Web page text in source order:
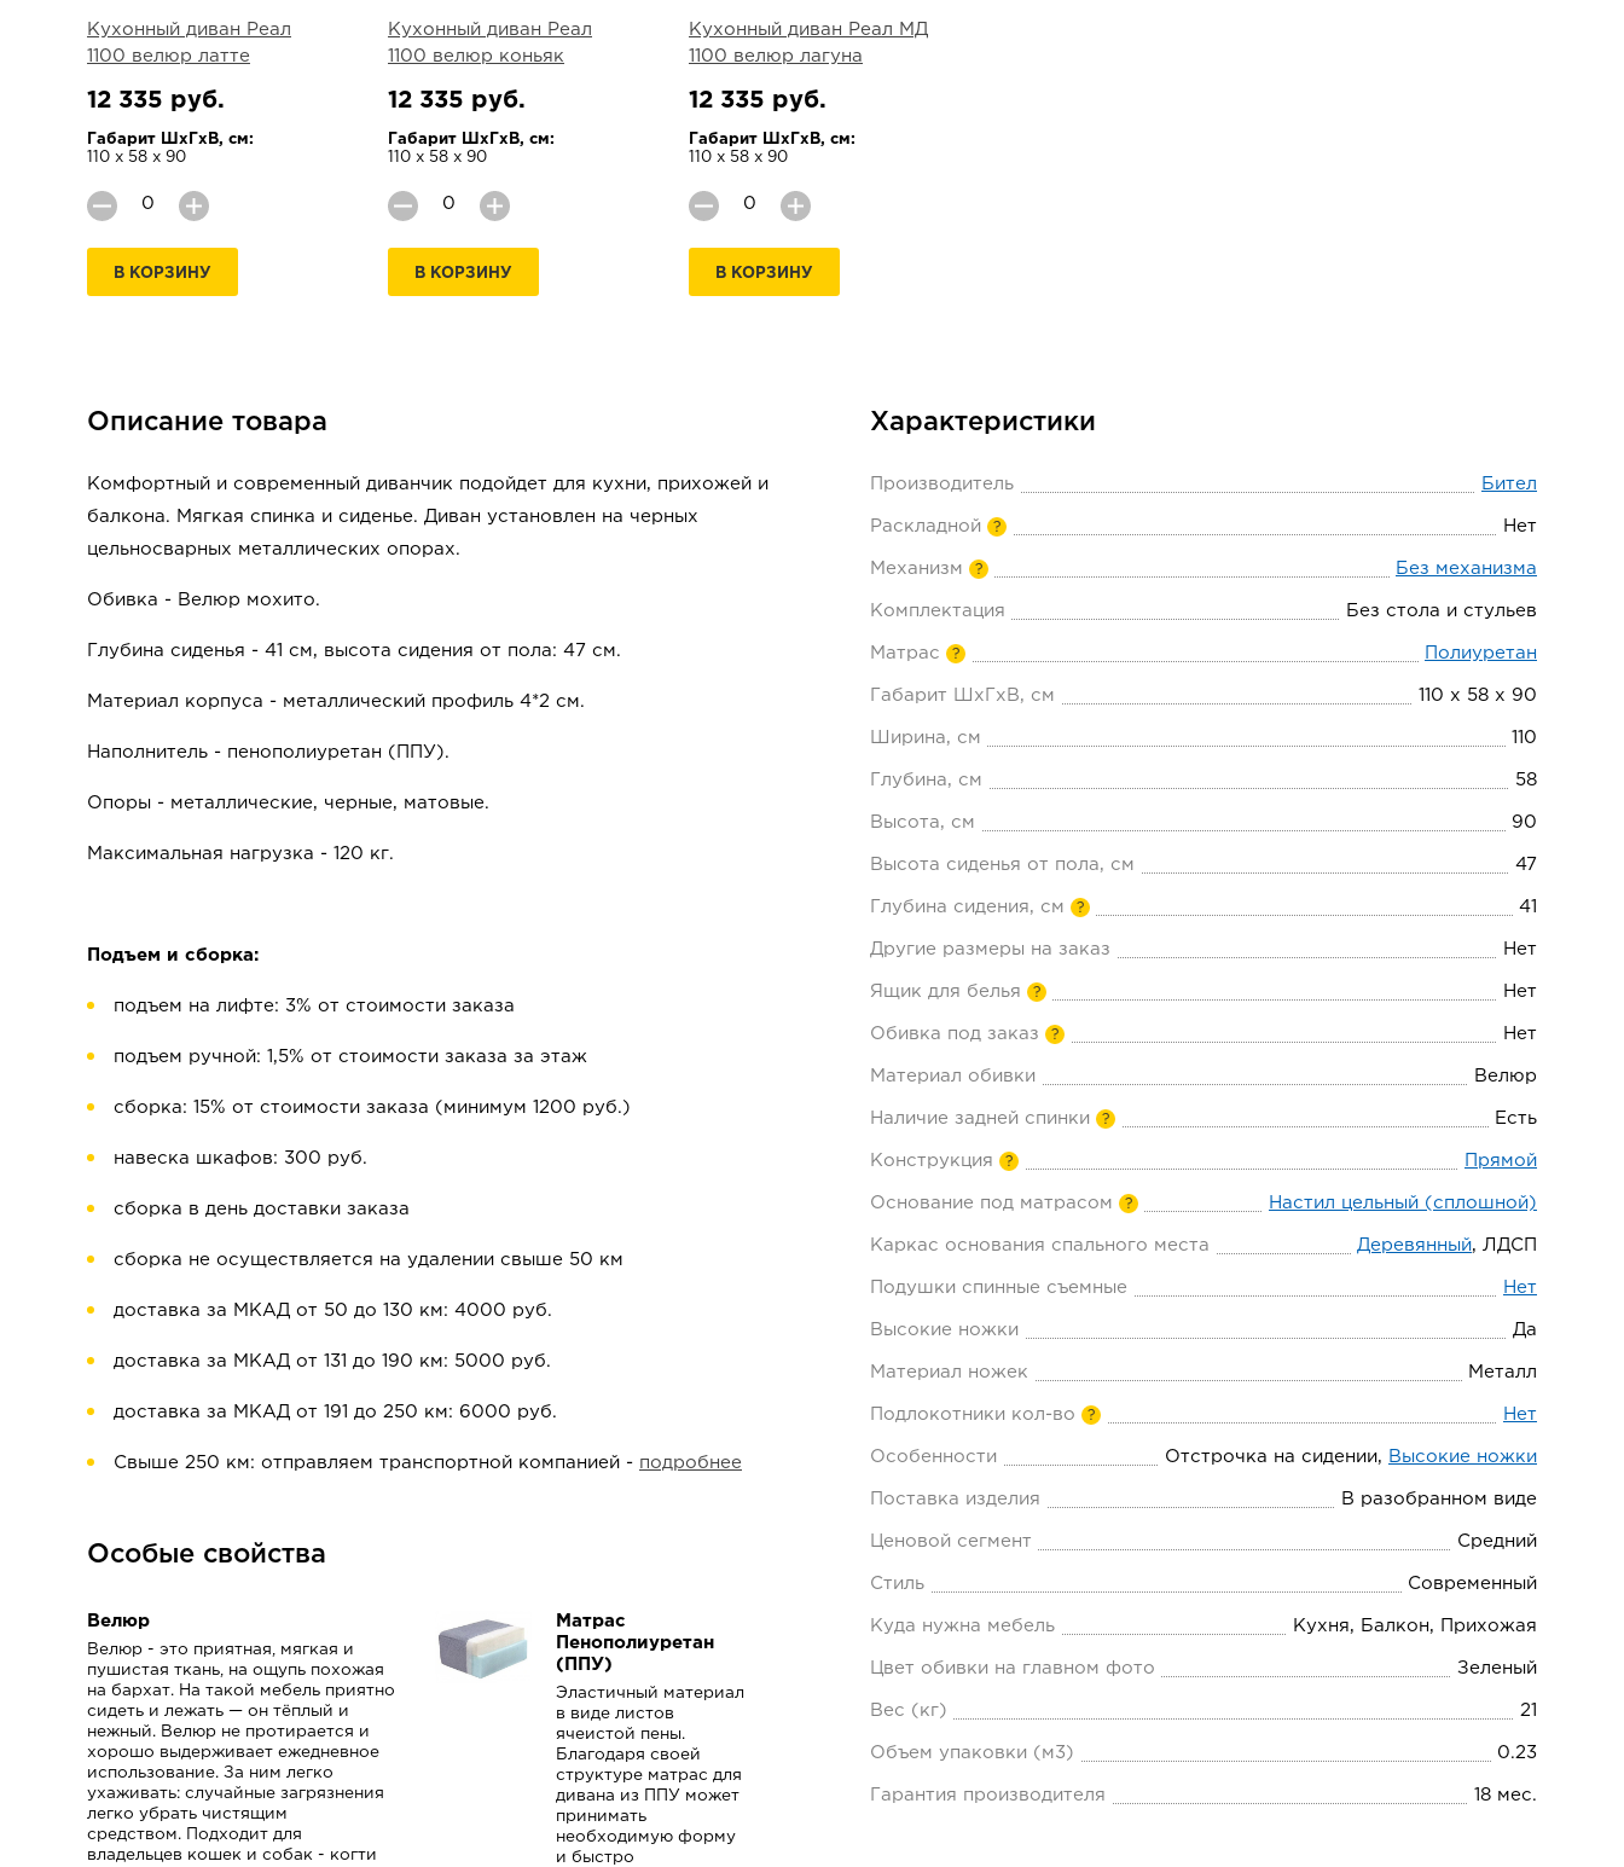
Кухонный диван Реал
1100 велюр латте
12 335 руб.
Габарит ШхГхВ, см:
110 х 58 х 90
В КОРЗИНУ
Кухонный диван Реал
1100 велюр коньяк
12 335 руб.
Габарит ШхГхВ, см:
110 х 58 х 90
В КОРЗИНУ
Кухонный диван Реал МД
1100 велюр лагуна
12 335 руб.
Габарит ШхГхВ, см:
110 х 58 х 90
В КОРЗИНУ
Описание товара
Комфортный и современный диванчик подойдет для кухни, прихожей и
балкона. Мягкая спинка и сиденье. Диван установлен на черных
цельносварных металлических опорах.
Обивка - Велюр мохито.
Глубина сиденья - 41 см, высота сидения от пола: 47 см.
Материал корпуса - металлический профиль 4*2 см.
Наполнитель - пенополиуретан (ППУ).
Опоры - металлические, черные, матовые.
Максимальная нагрузка - 120 кг.
Подъем и сборка:
подъем на лифте: 3% от стоимости заказа
подъем ручной: 1,5% от стоимости заказа за этаж
сборка: 15% от стоимости заказа (минимум 1200 руб.)
навеска шкафов: 300 руб.
сборка в день доставки заказа
сборка не осуществляется на удалении свыше 50 км
доставка за МКАД от 50 до 130 км: 4000 руб.
доставка за МКАД от 131 до 190 км: 5000 руб.
доставка за МКАД от 191 до 250 км: 6000 руб.
Свыше 250 км: отправляем транспортной компанией - подробнее
Особые свойства
Велюр
Велюр - это приятная, мягкая и
пушистая ткань, на ощупь похожая
на бархат. На такой мебель приятно
сидеть и лежать — он тёплый и
нежный. Велюр не протирается и
хорошо выдерживает ежедневное
использование. За ним легко
ухаживать: случайные загрязнения
легко убрать чистящим
средством.
Подходит для
владельцев кошек и собак - когти
Матрас
Пенополиуретан
(ППУ)
Эластичный материал
в виде листов
ячеистой пены.
Благодаря своей
структуре матрас для
дивана из ППУ может
принимать
необходимую форму
и быстро
Характеристики
Производитель Бител
Раскладной ? Нет
Механизм ? Без механизма
Комплектация Без стола и стульев
Матрас ? Полиуретан
Габарит ШхГхВ, см 110 х 58 х 90
Ширина, см 110
Глубина, см 58
Высота, см 90
Высота сиденья от пола, см 47
Глубина сидения, см ? 41
Другие размеры на заказ Нет
Ящик для белья ? Нет
Обивка под заказ ? Нет
Материал обивки Велюр
Наличие задней спинки ? Есть
Конструкция ? Прямой
Основание под матрасом ? Настил цельный (сплошной)
Каркас основания спального места Деревянный, ЛДСП
Подушки спинные съемные Нет
Высокие ножки Да
Материал ножек Металл
Подлокотники кол-во ? Нет
Особенности Отстрочка на сидении, Высокие ножки
Поставка изделия В разобранном виде
Ценовой сегмент Средний
Стиль Современный
Куда нужна мебель Кухня, Балкон, Прихожая
Цвет обивки на главном фото Зеленый
Вес (кг) 21
Объем упаковки (м3) 0.23
Гарантия производителя 18 мес.